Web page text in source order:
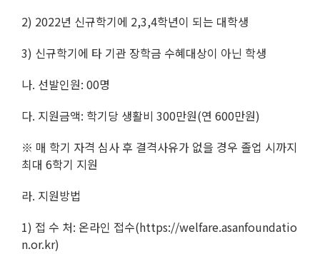
2) 2022년 신규학기에 2,3,4학년이 되는 대학생
3) 신규학기에 타 기관 장학금 수혜대상이 아닌 학생
나. 선발인원: 00명
다. 지원금액: 학기당 생활비 300만원(연 600만원)
※ 매 학기 자격 심사 후 결격사유가 없을 경우 졸업 시까지
최대 6학기 지원
라. 지원방법
1) 접 수 처: 온라인 접수(https://welfare.asanfoundatio
n.or.kr)